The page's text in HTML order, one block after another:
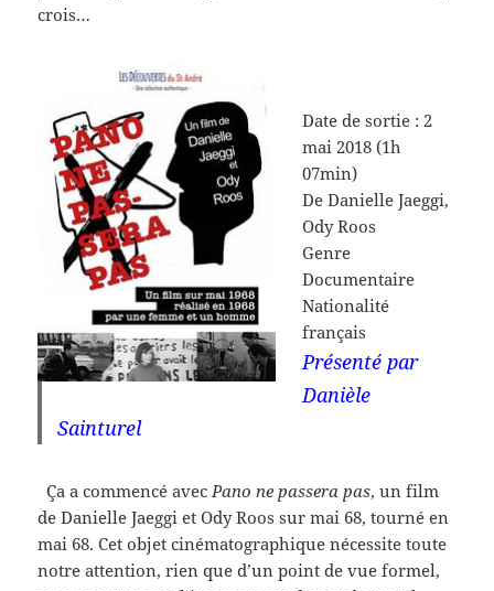
crois…
Date de sortie : 2
mai 2018 (1h
07min)
DeDanielle Jaeggi,
Ody Roos
Genre
Documentaire
Nationalité
français
Présenté par
Danièle
Sainturel
Ça a commencé avec Pano ne passera pas, un film
de Danielle Jaeggi et Ody Roos sur mai 68, tourné en
mai 68. Cet objet cinématographique nécessite toute
notre attention, rien que d’un point de vue formel,